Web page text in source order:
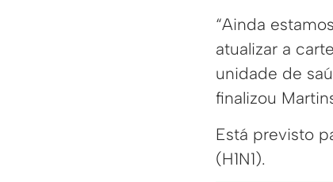
“Ainda
atualizar a
unidade de
finalizou
Está previsto
(H1N1).